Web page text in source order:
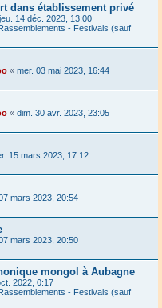
dans établissement privé
jeu. 14 déc. 2023, 13:00
- Festivals (sauf
« mer. 03 mai 2023, 16:44
« dim. 30 avr. 2023, 23:05
15 mars 2023, 17:12
mars 2023, 20:54
mars 2023, 20:50
mongol à Aubagne
2022, 0:17
- Festivals (sauf